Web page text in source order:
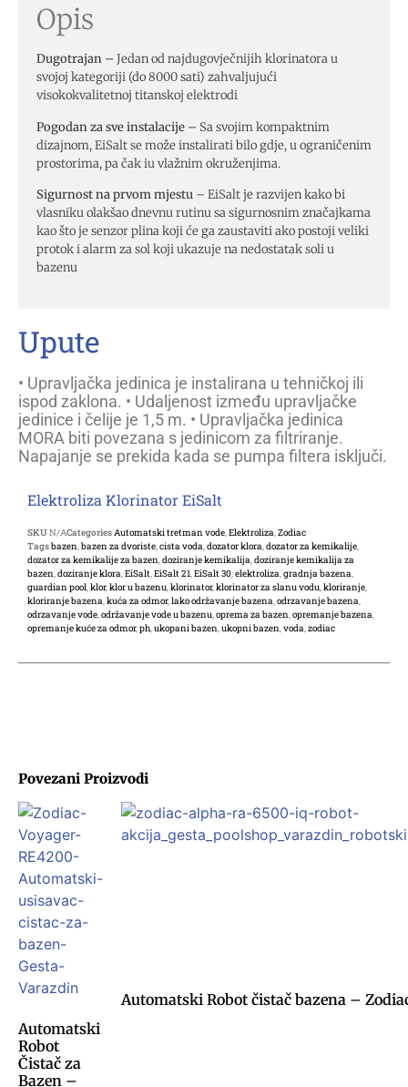
Povezani Proizvodi
Automatski
Robot
Čistač za
Bazen –
Automatski Robot čistač bazena –
Opis
Dugotrajan – Jedan od najdugovječnijih klorinatora u
svojoj kategoriji (do 8000 sati) zahvaljujući
visokokvalitetnoj titanskoj elektrodi
Pogodan za sve instalacije – Sa svojim kompaktnim
dizajnom, EiSalt se može instalirati bilo gdje, u ograničenim
prostorima, pa čak iu vlažnim okruženjima.
Sigurnost na prvom mjestu – EiSalt je razvijen kako bi
vlasniku olakšao dnevnu rutinu sa sigurnosnim značajkama
kao što je senzor plina koji će ga zaustaviti ako postoji veliki
protok i alarm za sol koji ukazuje na nedostatak soli u
bazenu
Upute
• Upravljačka jedinica je instalirana u tehničkoj ili
ispod zaklona. • Udaljenost između upravljačke
jedinice i čelije je 1,5 m. • Upravljačka jedinica
MORA biti povezana s jedinicom za filtriranje.
Napajanje se prekida kada se pumpa filtera isključi.
Elektroliza Klorinator EiSalt
SKUN/ACategories Automatski tretman vode Elektroliza Zodiac
Tagsbazen bazen za dvoriste cista voda dozator klora dozator za kemikalije
dozator za kemikalije za bazen doziranje kemikalija doziranje kemikalija za
bazen doziranje klora EiSalt EiSalt 21 EiSalt 30 elektroliza gradnja bazena
guardian pool klor, klor u bazenu klorinator, klorinator za slanu vodu kloriranje
kloriranje bazena kuća za odmor, lako održavanje bazena odrzavanje bazena
odrzavanje vode održavanje vode u bazenu oprema za bazen opremanje bazena
opremanje kuće za odmor, ph ukopani bazen ukopni bazen voda zodiac